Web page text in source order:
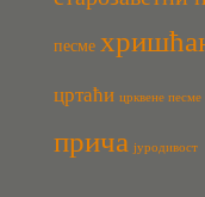
песме
цртаћи црквене песме
прича јуродивост